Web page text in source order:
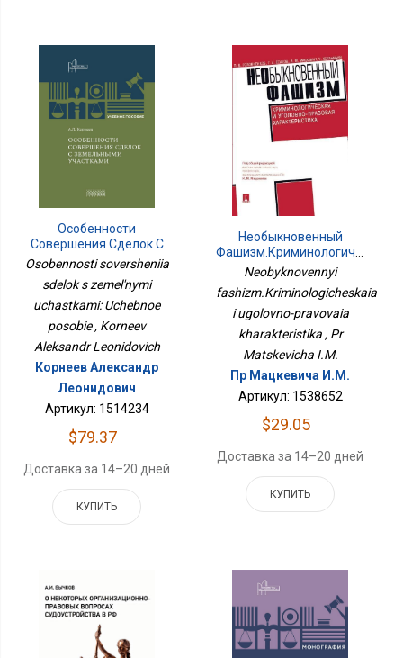
Особенности
Совершения Сделок С
Земельными Участками:
Osobennosti soversheniia
sdelok s zemel'nymi
uchastkami: Uchebnoe
posobie , Korneev
Aleksandr Leonidovich
Корнеев Александр
Леонидович
Артикул: 1514234
$79.37
Доставка за 14–20 дней
КУПИТЬ
Необыкновенный
Фашизм.Криминологическая
И Уголовно-Правовая
Характеристика
Neobyknovennyi
fashizm.Kriminologicheskaia
i ugolovno-pravovaia
kharakteristika , Pr
Matskevicha I.M.
Пр Мацкевича И.М.
Артикул: 1538652
$29.05
Доставка за 14–20 дней
КУПИТЬ